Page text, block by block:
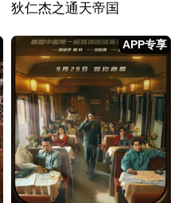
狄仁杰之通天帝国
APP专享